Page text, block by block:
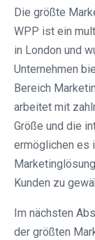
Die größte
WPP ist ein
in London und
Unternehmen
Bereich
arbeitet mit
Größe und die
ermöglichen es
Kunden zu
Im nächsten
der größten